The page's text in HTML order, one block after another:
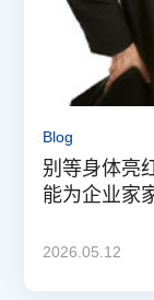
Blog
别等身体亮
能为企业家
2026.05.12